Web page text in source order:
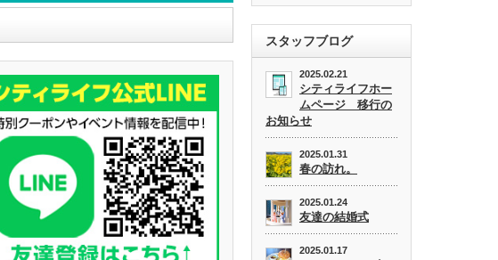
スタッフブログ
2025.02.21
シティライフホー
ムページ 移行の
お知らせ
2025.01.31
春の訪れ。
2025.01.24
友達の結婚式
2025.01.17